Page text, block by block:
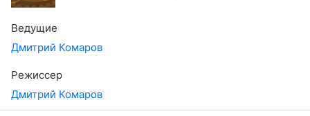
Ведущие
Дмитрий Комаров
Режиссер
Дмитрий Комаров